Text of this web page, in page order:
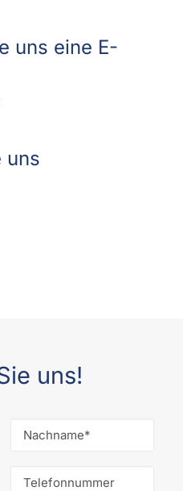
uns eine E-
uns
uns!